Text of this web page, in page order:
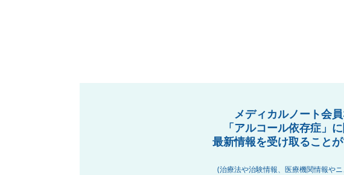
メディカルノート会
「アルコール依存症」
最新情報を受け取ること
(治療法や治験情報、医療機関情報や